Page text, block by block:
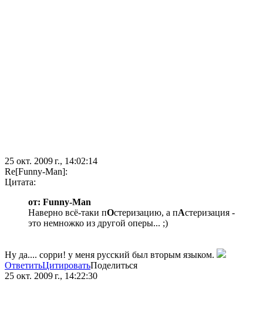
25 окт. 2009 г., 14:02:14
Re[Funny-Man]:
Цитата:
от: Funny-Man
Наверно всё-таки пОстеризацию, а пАстеризация -
это немножко из другой оперы... ;)
Ну да.... сорри! у меня русский был вторым языком.
ОтветитьЦитироватьПоделиться
25 окт. 2009 г., 14:22:30